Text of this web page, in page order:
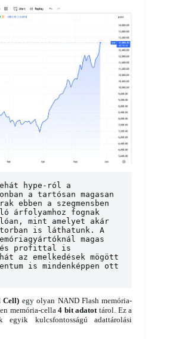
hype-ról a
a tartósan magasan
ebben a szegmensben
árfolyamhoz fognak
mint amelyet akár
is láthatunk. A
magas
és profittal is
az emelkedések mögött
is mindenképpen ott
Cell) egy olyan NAND Flash memória-
memória-cella4 bit adatottárol. Ez a
egyik kulcsfontosságú adattárolási